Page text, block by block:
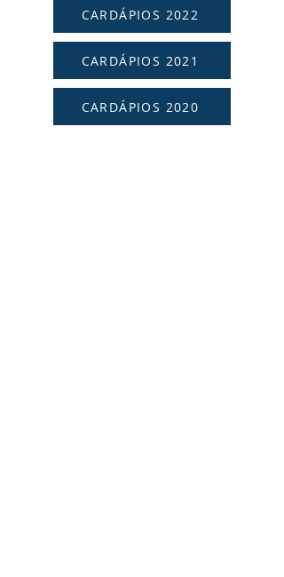
CARDÁPIOS 2022
CARDÁPIOS 2021
CARDÁPIOS 2020